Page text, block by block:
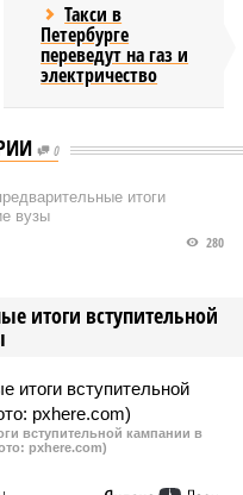
Такси в
Петербурге
переведут на газ и
электричество
0
итоги
вузы
итоги вступительной
280
вступительной кампании в
pxhere.com)